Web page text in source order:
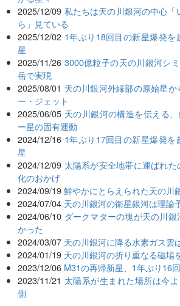
2025/12/09 私たちは天の川銀河の中心
ら」見ている
2025/12/02 1年ぶり18回目の新星爆発
星
2025/11/26 3000億粒子の天の川銀河シ
岳で実現
2025/08/01 天の川銀河外縁部の原始星
ー・ジェット
2025/06/05 天の川銀河の構造を伝える
ー星の固有運動
2024/12/16 1年ぶり17回目の新星爆発
星
2024/12/09 太陽系が安全地帯に運ばれ
化のおかげ
2024/09/19 鮮やかにとらえられた天の川
2024/07/04 天の川銀河の衛星銀河は理論
2024/06/10 ダークマターの塊が天の川
かった
2024/03/07 天の川銀河に降る水素ガス雲
2024/01/19 天の川銀河の折り重なる磁場
2023/12/06 M31の再帰新星、1年ぶり16
2023/11/21 太陽系が生まれた場所は今
側